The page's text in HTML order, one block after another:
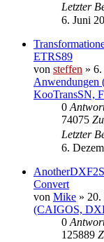
Letzter
6. Juni
ETRS89
von steffen »
Anwendungen
KooTransSN,
0
74075
Letzter
6.
Convert
von Mike » 20.
(CAIGOS,
0
125889